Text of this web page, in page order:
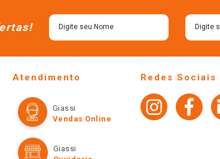
Atendimento
Giassi
Vendas Online
Giassi
Redes Sociais